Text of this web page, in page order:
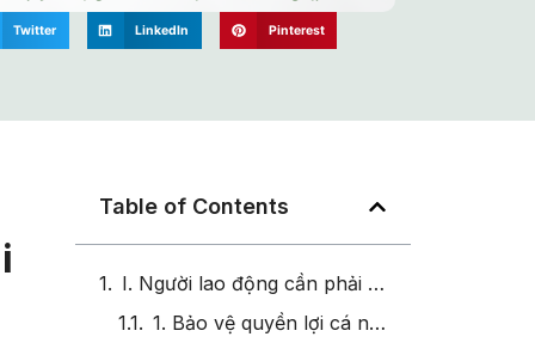
Twitter LinkedIn Pinterest
Table of Contents
I. Người lao động cần phải hiểu rõ Luật Lao Động khi đi làm
1. Bảo vệ quyền lợi cá nhân: